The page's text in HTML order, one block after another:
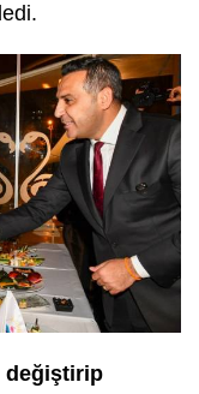
değiştirip